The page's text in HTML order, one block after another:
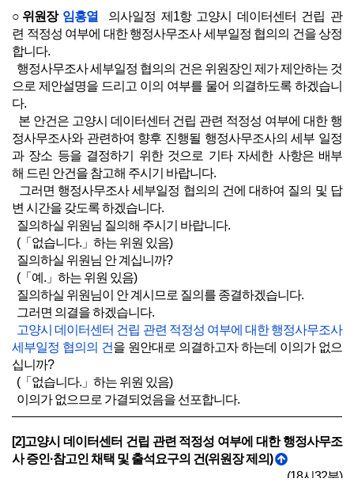
○위원장 임홍열
의사일정 제1항 고양시 데이터센터 건립 관
련 적정성 여부에 대한 행정사무조사 세부일정 협의의 건을 상정
합니다.
행정사무조사 세부일정 협의의 건은 위원장인 제가 제안하는 것
으로 제안설명을 드리고 이의 여부를 물어 의결하도록 하겠습니
다.
본 안건은 고양시 데이터센터 건립 관련 적정성 여부에 대한 행
정사무조사와 관련하여 향후 진행될 행정사무조사의 세부 일정
과 장소 등을 결정하기 위한 것으로 기타 자세한 사항은 배부
해 드린 안건을 참고해 주시기 바랍니다.
그러면 행정사무조사 세부일정 협의의 건에 대하여 질의 및 답
변 시간을 갖도록 하겠습니다.
질의하실 위원님 질의해 주시기 바랍니다.
(「없습니다.」하는 위원 있음)
질의하실 위원님 안 계십니까?
(「예.」하는 위원 있음)
질의하실 위원님이 안 계시므로 질의를 종결하겠습니다.
그러면 의결을 하겠습니다.
고양시 데이터센터 건립 관련 적정성 여부에 대한 행정사무조사
세부일정 협의의 건을 원안대로 의결하고자 하는데 이의가 없으
십니까?
(「없습니다.」하는 위원 있음)
이의가 없으므로 가결되었음을 선포합니다.
[2]고양시 데이터센터 건립 관련 적정성 여부에 대한 행정사무조
사 증인·참고인 채택 및 출석요구의 건(위원장 제의)
(18시32분)